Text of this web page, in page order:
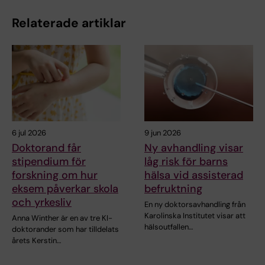
Relaterade artiklar
6 jul 2026
Doktorand får
stipendium för
forskning om hur
eksem påverkar skola
och yrkesliv
Anna Winther är en av tre KI-
doktorander som har tilldelats
årets Kerstin…
9 jun 2026
Ny avhandling visar
låg risk för barns
hälsa vid assisterad
befruktning
En ny doktorsavhandling från
Karolinska Institutet visar att
hälsoutfallen…